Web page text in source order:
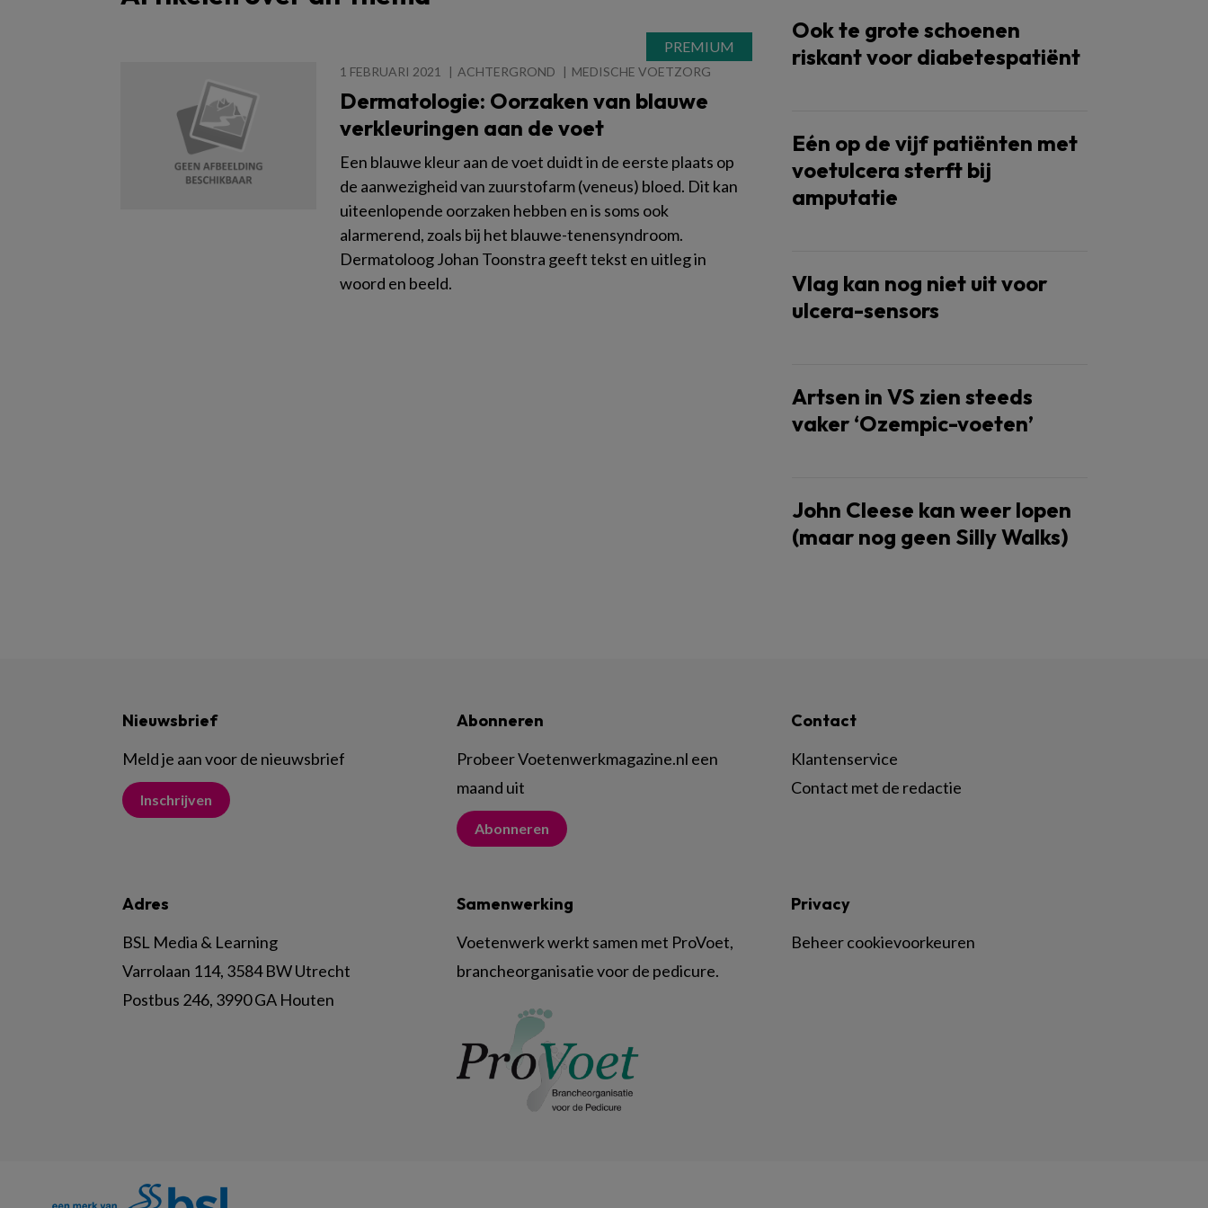
1 FEBRUARI 2021 ACHTERGROND MEDISCHE VOETZORG
Dermatologie: Oorzaken van blauwe
verkleuringen aan de voet
Een blauwe kleur aan de voet duidt in de eerste plaats op
de aanwezigheid van zuurstofarm (veneus) bloed. Dit kan
uiteenlopende oorzaken hebben en is soms ook
alarmerend, zoals bij het blauwe-tenensyndroom.
Dermatoloog Johan Toonstra geeft tekst en uitleg in
woord en beeld.
Ook te grote schoenen
riskant voor diabetespatiënt
Eén op de vijf patiënten met
voetulcera sterft bij
amputatie
Vlag kan nog niet uit voor
ulcera-sensors
Artsen in VS zien steeds
vaker ‘Ozempic-voeten’
John Cleese kan weer lopen
(maar nog geen Silly Walks)
Nieuwsbrief
Meld je aan voor de nieuwsbrief
Inschrijven
Abonneren
Probeer Voetenwerkmagazine.nl een
maand uit
Abonneren
Contact
Klantenservice
Contact met de redactie
Adres
BSL Media & Learning
Varrolaan 114, 3584 BW Utrecht
Postbus 246, 3990 GA Houten
Samenwerking
Voetenwerk werkt samen met ProVoet,
brancheorganisatie voor de pedicure.
Privacy
Beheer cookievoorkeuren